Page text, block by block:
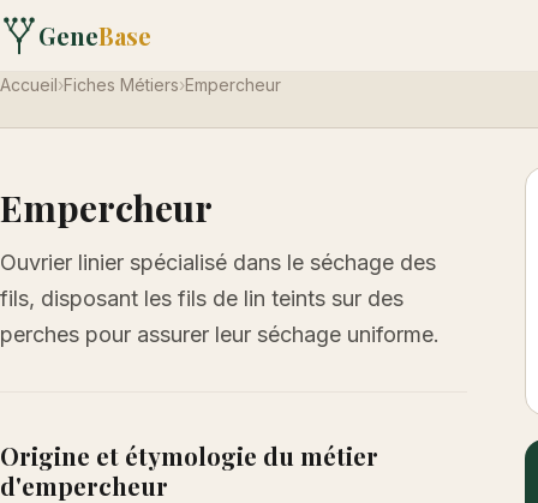
GeneBase
Accueil›Fiches Métiers›Empercheur
Empercheur
Ouvrier linier spécialisé dans le séchage des
fils, disposant les fils de lin teints sur des
perches pour assurer leur séchage uniforme.
Origine et étymologie du métier
d'empercheur